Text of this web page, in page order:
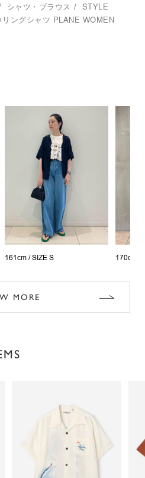
シャツ・ブラウス /
STYLE
リングシャツ PLANE WOMEN
161cm / SIZE S 170cm /
MORE